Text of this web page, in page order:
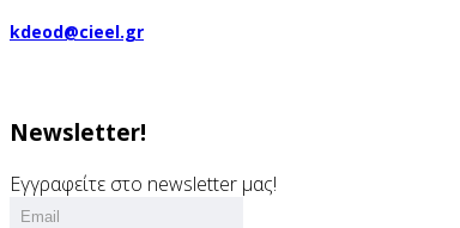
kdeod@cieel.gr
Newsletter!
Εγγραφείτε στο newsletter μας!